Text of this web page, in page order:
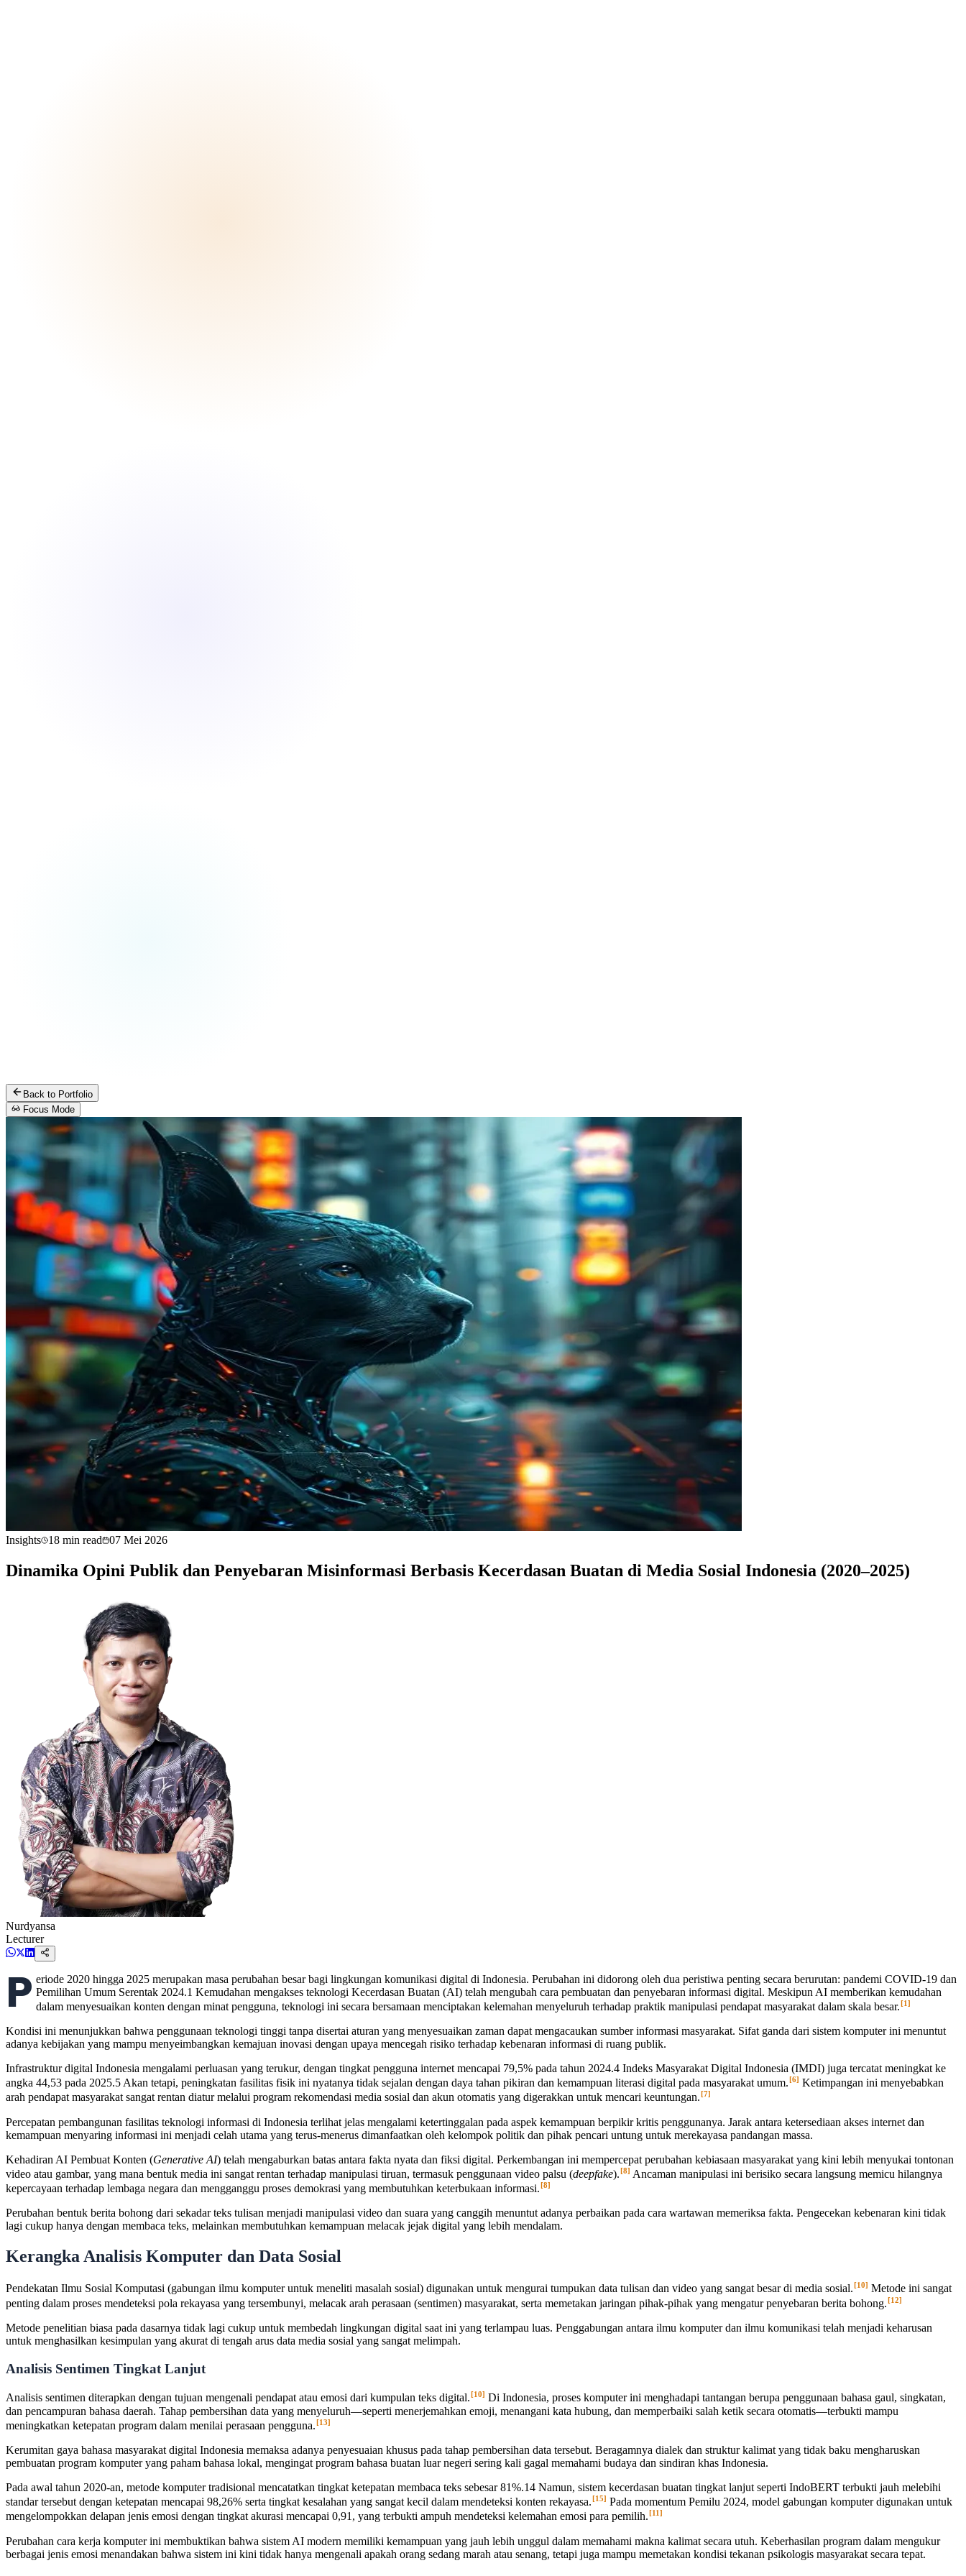
Back to Portfolio
Focus Mode
Insights 18 min read 07 Mei 2026
Dinamika Opini Publik dan Penyebaran Misinformasi Berbasis Kecerdasan Buatan di Media Sosial Indonesia (2020–2025)
Nurdyansa
Lecturer
P eriode 2020 hingga 2025 merupakan masa perubahan besar bagi lingkungan komunikasi digital di Indonesia. Perubahan ini didorong oleh dua peristiwa penting secara berurutan: pandemi COVID-19 dan
Pemilihan Umum Serentak 2024.1 Kemudahan mengakses teknologi Kecerdasan Buatan (AI) telah mengubah cara pembuatan dan penyebaran informasi digital. Meskipun AI memberikan kemudahan
dalam menyesuaikan konten dengan minat pengguna, teknologi ini secara bersamaan menciptakan kelemahan menyeluruh terhadap praktik manipulasi pendapat masyarakat dalam skala besar.[1]
Kondisi ini menunjukkan bahwa penggunaan teknologi tinggi tanpa disertai aturan yang menyesuaikan zaman dapat mengacaukan sumber informasi masyarakat. Sifat ganda dari sistem komputer ini menuntut
adanya kebijakan yang mampu menyeimbangkan kemajuan inovasi dengan upaya mencegah risiko terhadap kebenaran informasi di ruang publik.
Infrastruktur digital Indonesia mengalami perluasan yang terukur, dengan tingkat pengguna internet mencapai 79,5% pada tahun 2024.4 Indeks Masyarakat Digital Indonesia (IMDI) juga tercatat meningkat ke
angka 44,53 pada 2025.5 Akan tetapi, peningkatan fasilitas fisik ini nyatanya tidak sejalan dengan daya tahan pikiran dan kemampuan literasi digital pada masyarakat umum.[6] Ketimpangan ini menyebabkan
arah pendapat masyarakat sangat rentan diatur melalui program rekomendasi media sosial dan akun otomatis yang digerakkan untuk mencari keuntungan. [7]
Percepatan pembangunan fasilitas teknologi informasi di Indonesia terlihat jelas mengalami ketertinggalan pada aspek kemampuan berpikir kritis penggunanya. Jarak antara ketersediaan akses internet dan
kemampuan menyaring informasi ini menjadi celah utama yang terus-menerus dimanfaatkan oleh kelompok politik dan pihak pencari untung untuk merekayasa pandangan massa.
Kehadiran AI Pembuat Konten (Generative AI) telah mengaburkan batas antara fakta nyata dan fiksi digital. Perkembangan ini mempercepat perubahan kebiasaan masyarakat yang kini lebih menyukai tontonan
video atau gambar, yang mana bentuk media ini sangat rentan terhadap manipulasi tiruan, termasuk penggunaan video palsu (deepfake).[8] Ancaman manipulasi ini berisiko secara langsung memicu hilangnya
kepercayaan terhadap lembaga negara dan mengganggu proses demokrasi yang membutuhkan keterbukaan informasi.[8]
Perubahan bentuk berita bohong dari sekadar teks tulisan menjadi manipulasi video dan suara yang canggih menuntut adanya perbaikan pada cara wartawan memeriksa fakta. Pengecekan kebenaran kini tidak
lagi cukup hanya dengan membaca teks, melainkan membutuhkan kemampuan melacak jejak digital yang lebih mendalam.
Kerangka Analisis Komputer dan Data Sosial
Pendekatan Ilmu Sosial Komputasi (gabungan ilmu komputer untuk meneliti masalah sosial) digunakan untuk mengurai tumpukan data tulisan dan video yang sangat besar di media sosial. [10] Metode ini sangat
penting dalam proses mendeteksi pola rekayasa yang tersembunyi, melacak arah perasaan (sentimen) masyarakat, serta memetakan jaringan pihak-pihak yang mengatur penyebaran berita bohong.[12]
Metode penelitian biasa pada dasarnya tidak lagi cukup untuk membedah lingkungan digital saat ini yang terlampau luas. Penggabungan antara ilmu komputer dan ilmu komunikasi telah menjadi keharusan
untuk menghasilkan kesimpulan yang akurat di tengah arus data media sosial yang sangat melimpah.
Analisis Sentimen Tingkat Lanjut
Analisis sentimen diterapkan dengan tujuan mengenali pendapat atau emosi dari kumpulan teks digital. [10] Di Indonesia, proses komputer ini menghadapi tantangan berupa penggunaan bahasa gaul, singkatan,
dan pencampuran bahasa daerah. Tahap pembersihan data yang menyeluruh—seperti menerjemahkan emoji, menangani kata hubung, dan memperbaiki salah ketik secara otomatis—terbukti mampu
meningkatkan ketepatan program dalam menilai perasaan pengguna.[13]
Kerumitan gaya bahasa masyarakat digital Indonesia memaksa adanya penyesuaian khusus pada tahap pembersihan data tersebut. Beragamnya dialek dan struktur kalimat yang tidak baku mengharuskan
pembuatan program komputer yang paham bahasa lokal, mengingat program bahasa buatan luar negeri sering kali gagal memahami budaya dan sindiran khas Indonesia.
Pada awal tahun 2020-an, metode komputer tradisional mencatatkan tingkat ketepatan membaca teks sebesar 81%.14 Namun, sistem kecerdasan buatan tingkat lanjut seperti IndoBERT terbukti jauh melebihi
standar tersebut dengan ketepatan mencapai 98,26% serta tingkat kesalahan yang sangat kecil dalam mendeteksi konten rekayasa.[15] Pada momentum Pemilu 2024, model gabungan komputer digunakan untuk
mengelompokkan delapan jenis emosi dengan tingkat akurasi mencapai 0,91, yang terbukti ampuh mendeteksi kelemahan emosi para pemilih. [11]
Perubahan cara kerja komputer ini membuktikan bahwa sistem AI modern memiliki kemampuan yang jauh lebih unggul dalam memahami makna kalimat secara utuh. Keberhasilan program dalam mengukur
berbagai jenis emosi menandakan bahwa sistem ini kini tidak hanya mengenali apakah orang sedang marah atau senang, tetapi juga mampu memetakan kondisi tekanan psikologis masyarakat secara tepat.